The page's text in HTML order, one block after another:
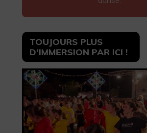
TOUJOURS PLUS
D’IMMERSION PAR ICI !